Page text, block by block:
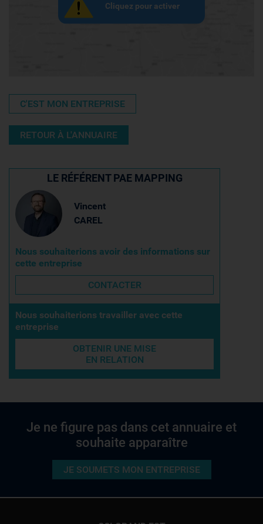
Cliquez pour activer
C'EST MON ENTREPRISE
RETOUR À L'ANNUAIRE
LE RÉFÉRENT PAE MAPPING
Vincent
CAREL
Nous souhaiterions avoir des informations sur
cette entreprise
CONTACTER
Nous souhaiterions travailler avec cette
entreprise
OBTENIR UNE MISE
EN RELATION
Je ne figure pas dans cet annuaire et
souhaite apparaître
JE SOUMETS MON ENTREPRISE